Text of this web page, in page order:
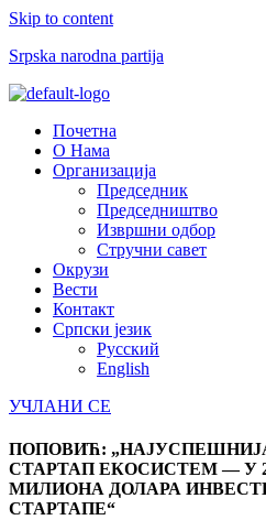
Skip to content
Srpska narodna partija
Menu
Почетна
О Нама
Организација
Председник
Председништво
Извршни одбор
Стручни савет
Окрузи
Вести
Контакт
Српски језик
Русский
English
УЧЛАНИ СЕ
ПОПОВИЋ:
СТАРТАП ЕКОСИСТЕМ — У
МИЛИОНА ДОЛАРА
СТАРТАПЕ“